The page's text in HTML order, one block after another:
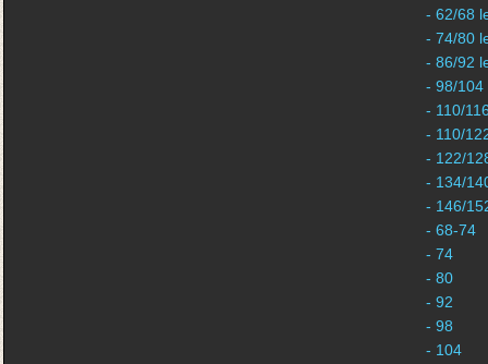
- 62/68
- 74/80
- 86/92
- 98/104
- 110/
- 110/
- 122/
- 134/
- 146/
- 68-74
- 74
- 80
- 92
- 98
- 104